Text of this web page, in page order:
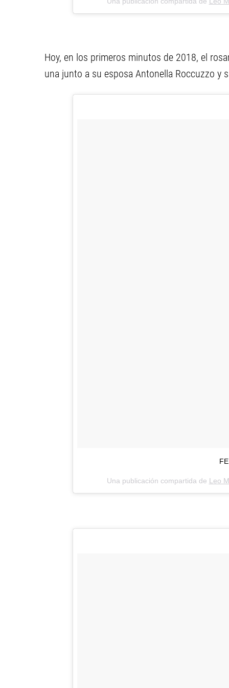
Hoy, en los primeros minutos de 2018, el
una junto a su esposa Antonella Roccuzzo y
Una publicación compartida de Leo